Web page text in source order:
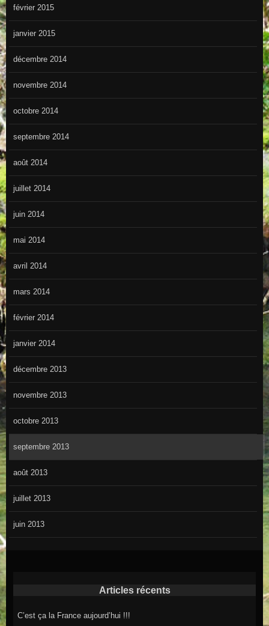
février 2015
janvier 2015
décembre 2014
novembre 2014
octobre 2014
septembre 2014
août 2014
juillet 2014
juin 2014
mai 2014
avril 2014
mars 2014
février 2014
janvier 2014
décembre 2013
novembre 2013
octobre 2013
septembre 2013
août 2013
juillet 2013
juin 2013
Articles récents
C’est ça la France aujourd’hui !!!